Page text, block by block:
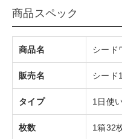
商品スペック
商品名 シード
販売名 シード
タイプ 1日使
枚数 1箱32